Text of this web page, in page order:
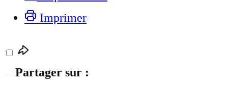
Imprimer
Partager sur :